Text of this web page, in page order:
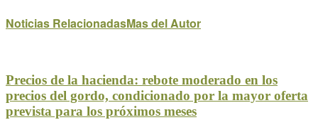
Noticias RelacionadasMas del Autor
Precios de la hacienda: rebote moderado en los
precios del gordo, condicionado por la mayor oferta
prevista para los próximos meses